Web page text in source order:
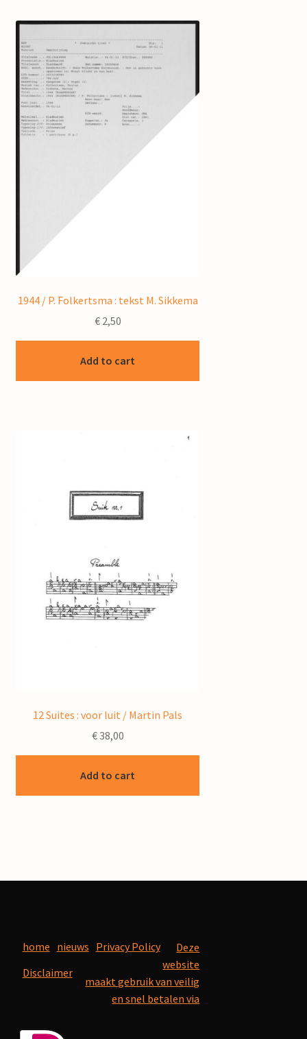
1944 / P. Folkertsma : tekst M. Sikkema
€2,50
Add to cart
12 Suites : voor luit / Martin Pals
€38,00
Add to cart
home nieuws Privacy Policy
Disclaimer
Deze
website
maakt gebruik van veilig
en snel betalen via